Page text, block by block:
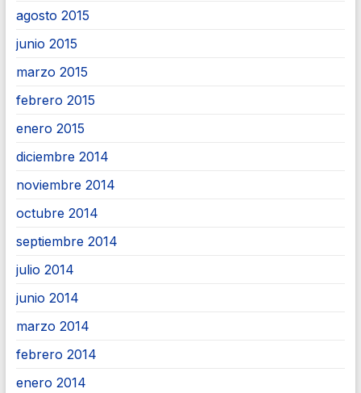
agosto 2015
junio 2015
marzo 2015
febrero 2015
enero 2015
diciembre 2014
noviembre 2014
octubre 2014
septiembre 2014
julio 2014
junio 2014
marzo 2014
febrero 2014
enero 2014